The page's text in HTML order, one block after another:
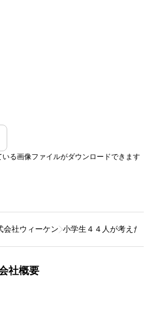
る画像ファイルがダウンロードできます
会社ウィーケン 小学生４４人が考えた
社概要